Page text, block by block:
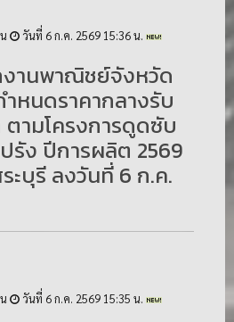
วันที่ 6 ก.ค. 2569 15:36 น.
งานพาณิชย์จังหวัด
ำหนดราคากลางรับ
ตามโครงการดูดซับ
รัง ปีการผลิต 2569
ะบุรี ลงวันที่ 6 ก.ค.
วันที่ 6 ก.ค. 2569 15:35 น.